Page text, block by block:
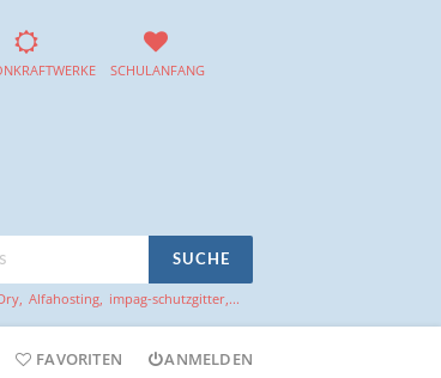
SCHULANFANG
SUCHE
, Alfahosting, impag-schutzgitter,...
FAVORITEN ANMELDEN